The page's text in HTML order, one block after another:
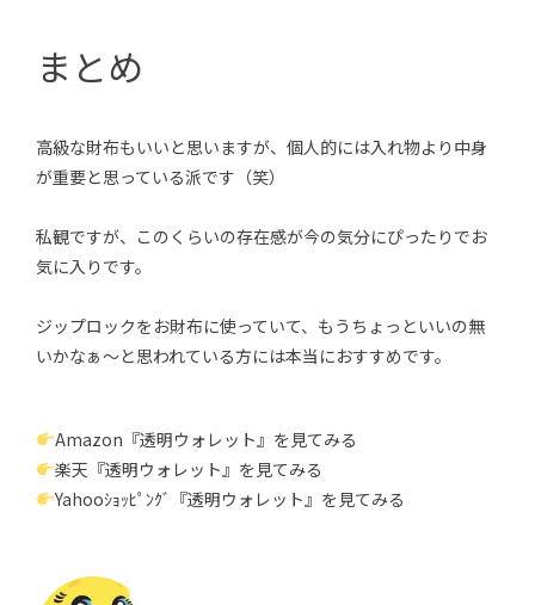
まとめ
高級な財布もいいと思いますが、個人的には入れ物より中身
が重要と思っている派です（笑）
私観ですが、このくらいの存在感が今の気分にぴったりでお
気に入りです。
ジップロックをお財布に使っていて、もうちょっといいの無
いかなぁ〜と思われている方には本当におすすめです。
Amazon『透明ウォレット』を見てみる
楽天『透明ウォレット』を見てみる
Yahooｼｮｯﾋﾟﾝｸﾞ『透明ウォレット』を見てみる